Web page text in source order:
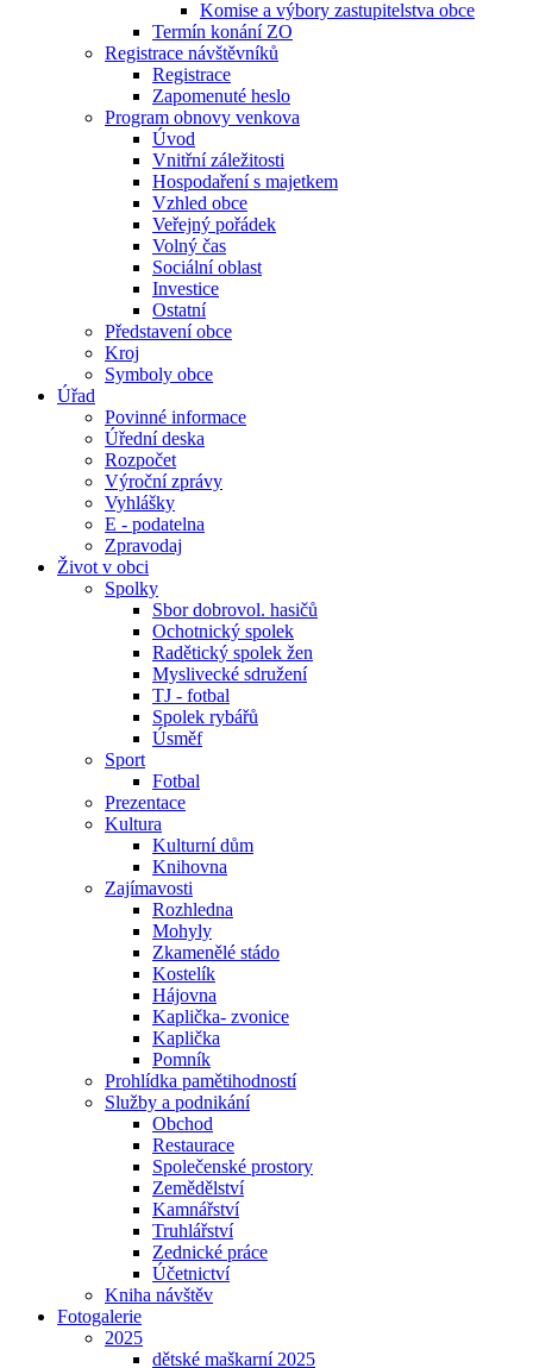
Komise a výbory zastupitelstva obce
Termín konání ZO
Registrace návštěvníků
Registrace
Zapomenuté heslo
Program obnovy venkova
Úvod
Vnitřní záležitosti
Hospodaření s majetkem
Vzhled obce
Veřejný pořádek
Volný čas
Sociální oblast
Investice
Ostatní
Představení obce
Kroj
Symboly obce
Úřad
Povinné informace
Úřední deska
Rozpočet
Výroční zprávy
Vyhlášky
E - podatelna
Zpravodaj
Život v obci
Spolky
Sbor dobrovol. hasičů
Ochotnický spolek
Radětický spolek žen
Myslivecké sdružení
TJ - fotbal
Spolek rybářů
Úsměf
Sport
Fotbal
Prezentace
Kultura
Kulturní dům
Knihovna
Zajímavosti
Rozhledna
Mohyly
Zkamenělé stádo
Kostelík
Hájovna
Kaplička- zvonice
Kaplička
Pomník
Prohlídka pamětihodností
Služby a podnikání
Obchod
Restaurace
Společenské prostory
Zemědělství
Kamnářství
Truhlářství
Zednické práce
Účetnictví
Kniha návštěv
Fotogalerie
2025
dětské maškarní 2025